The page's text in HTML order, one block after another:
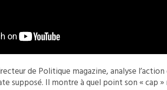
de Politique magazine, analyse
supposé. Il montre à quel point son « cap »